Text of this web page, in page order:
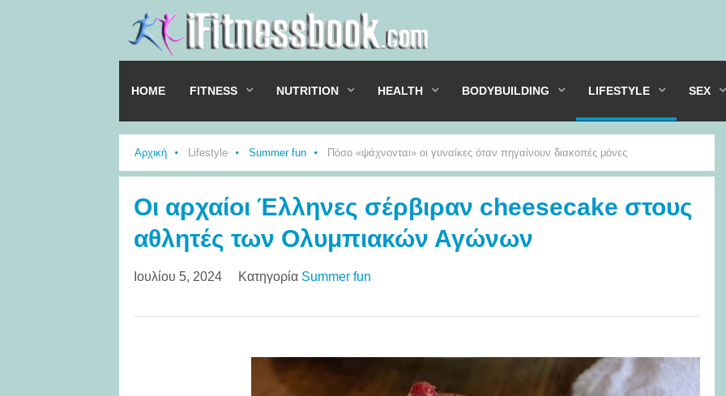
HOME FITNESS NUTRITION HEALTH BODYBUILDING LIFESTYLE SEX
Αρχική Lifestyle Summer fun Πόσο «ψάχνονται» οι γυναίκες όταν πηγαίνουν διακοπές μόνες
Οι αρχαίοι Έλληνες σέρβιραν cheesecake στους
αθλητές των Ολυμπιακών Αγώνων
Ιουλίου 5, 2024 Κατηγορία Summer fun